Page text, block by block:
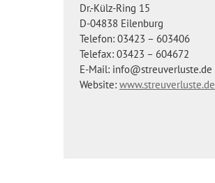
Dr.-Külz-Ring 15
D-04838 Eilenburg
Telefon: 03423 – 603406
Telefax: 03423 – 604672
E-Mail: info@streuverluste.de
Website: www.streuverluste.de